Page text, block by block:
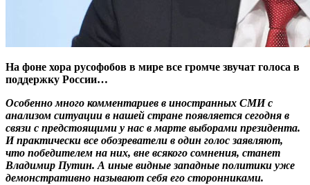
На фоне хора русофобов в мире все громче звучат голоса в
поддержку России…
Особенно много комментариев в иностранных СМИ с
анализом ситуации в нашей стране появляется сегодня в
связи с предстоящими у нас в марте выборами президента.
И практически все обозреватели в один голос заявляют,
что победителем на них, вне всякого сомнения, станет
Владимир Путин. А иные видные западные политики уже
демонстративно называют себя его сторонниками.